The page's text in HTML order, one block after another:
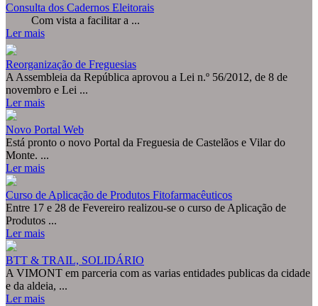
Consulta dos Cadernos Eleitorais
Com vista a facilitar a ...
Ler mais
Reorganização de Freguesias
A Assembleia da República aprovou a Lei n.º 56/2012, de 8 de
novembro e Lei ...
Ler mais
Novo Portal Web
Está pronto o novo Portal da Freguesia de Castelãos e Vilar do
Monte. ...
Ler mais
Curso de Aplicação de Produtos Fitofarmacêuticos
Entre 17 e 28 de Fevereiro realizou-se o curso de Aplicação de
Produtos ...
Ler mais
BTT & TRAIL, SOLIDÁRIO
A VIMONT em parceria com as varias entidades publicas da cidade
e da aldeia, ...
Ler mais